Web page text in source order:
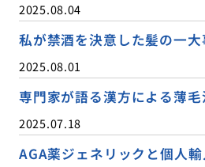
2025.08.04
私が禁酒を決意した髪の一大
2025.08.01
専門家が語る漢方による薄
2025.07.18
AGA薬ジェネリックと個人